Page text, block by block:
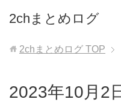
2chまとめログ
2chまとめログ TOP
2023年10月2